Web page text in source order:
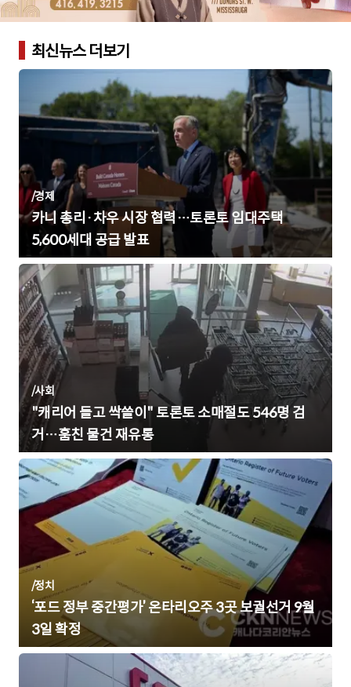
최신뉴스 더보기
/경제
카니 총리·차우 시장 협력…토론토 임대주택
5,600세대 공급 발표
/사회
"캐리어 들고 싹쓸이" 토론토 소매절도 546명 검
거…훔친 물건 재유통
/정치
‘포드 정부 중간평가’ 온타리오주 3곳 보궐선거 9월
3일 확정